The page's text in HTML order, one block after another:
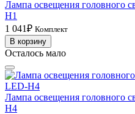
Лампа освещения головного
H1
1 041₽ Комплект
В корзину
Осталось мало
Лампа освещения головного
H4